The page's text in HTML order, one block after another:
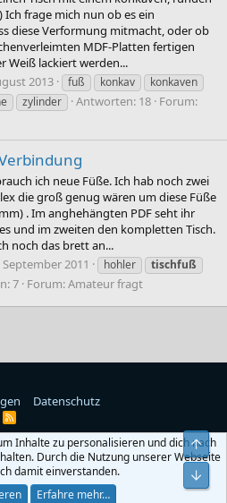
Ich frage mich nun ob es ein
diese Verformung mitmacht, oder ob
MDF-Platten fertigen
Weiß lackiert werden...
2013 fuß konkav
konkaven
zylinder Antworten: 18 Forum:
ich neue Füße. Ich hab noch zwei
die groß genug wären um diese Füße
. Im anghehängten PDF seht ihr
und im zweiten den kompletten Tisch.
noch das brett an...
September 2011 hohler
tischfuß
7 Forum:Amateur fragt
Datenschutz
R
SInhalte zu personalisieren und dich nach
Durch die Nutzung unserer Webseite
damit einverstanden.
Erfahre mehr…